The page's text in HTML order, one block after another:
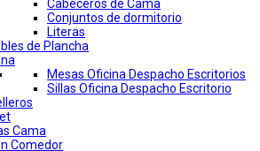
Cabeceros de Cama
Conjuntos de dormitorio
Literas
de Plancha
Mesas Oficina Despacho Escritorios
Sillas Oficina Despacho Escritorio
Cama
Comedor